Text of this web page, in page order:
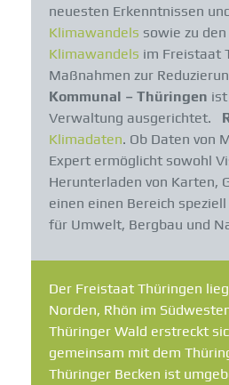
neuesten Erkenntnissen
Klimawandels sowie zu
Klimawandels im Freistaat
Maßnahmen zur
Kommunal – Thüringen
Verwaltung ausgerichtet.
Klimadaten. Ob Daten von
Expert ermöglicht sowohl
Herunterladen von Karten,
einen einen Bereich
für Umwelt, Bergbau und
Der Freistaat Thüringen
Norden, Rhön im
Thüringer Wald erstreckt
gemeinsam mit dem
Thüringer Becken ist